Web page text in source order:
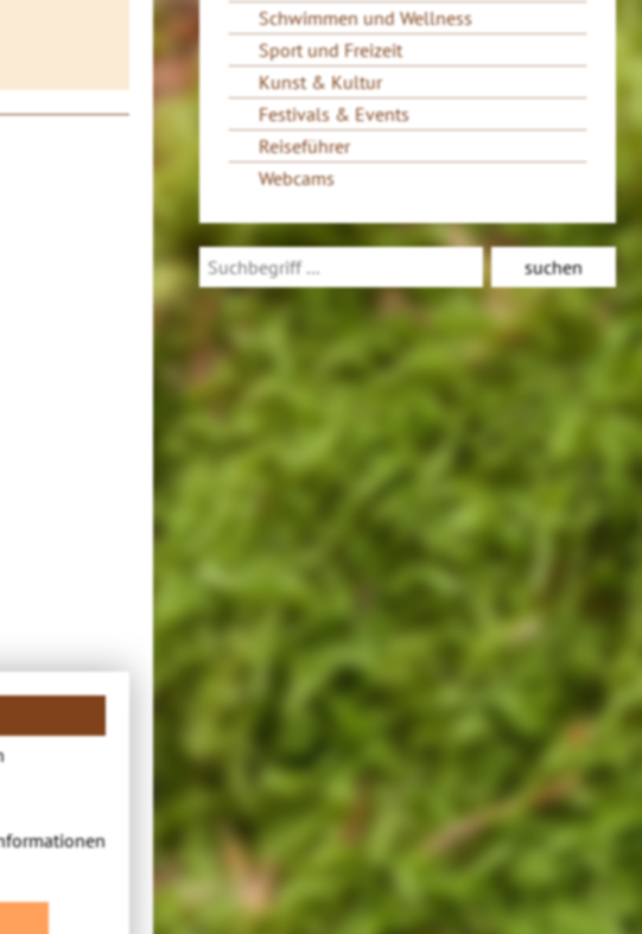
Schwimmen und Wellness
Sport und Freizeit
Kunst & Kultur
Festivals & Events
Reiseführer
Webcams